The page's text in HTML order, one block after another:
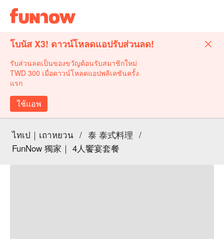
โบนัส X3! ดาวน์โหลดแอปรับส่วนลด!
รับส่วนลดเป็นของขวัญต้อนรับสมาชิกใหม่
TWD 300 เมื่อดาวน์โหลดแอปพลิเคชันครั้ง
แรก
ใช้แอพ
ไทเป｜เถาหยวน / 泰 泰式料理 /
FunNow 獨家｜ 4人饗宴套餐